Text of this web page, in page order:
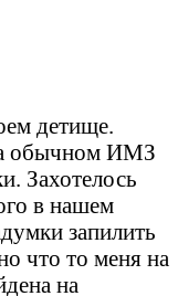
детище.
обычном ИМЗ
Захотелось
в нашем
запилить
что то меня на
на